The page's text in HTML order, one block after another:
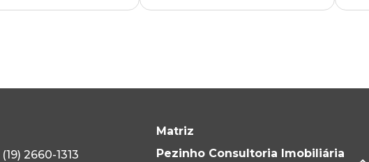
2660-1313
Matriz
Pezinho Consultoria Imobiliária